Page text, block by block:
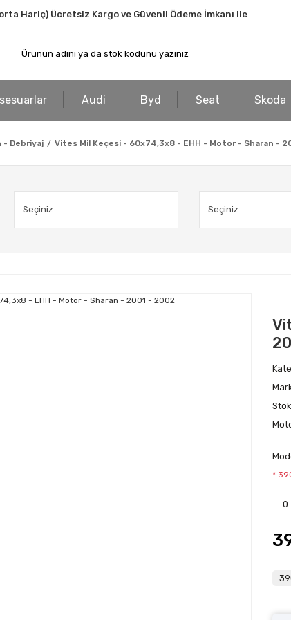
Hariç) Ücretsiz Kargo ve Güvenli Ödeme İmkanı ile
Audi Byd Seat Skoda
- Debriyaj Vites Mil Keçesi - 60x74,3x8 - EHH - Motor - Sharan -
*
0